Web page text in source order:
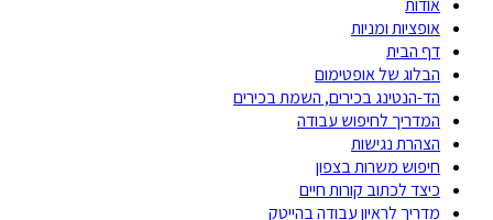
אודות
אופציות ומניות
דף הבית
הבלוג של אופטימום
הד-הנטינג בכירים, השמת בכירים
המדריך לחיפוש עבודה
הצהרת נגישות
חיפוש משרות בצפון
כיצד לכתוב קורות חיים
מדריך לראיון עבודה בהייטק